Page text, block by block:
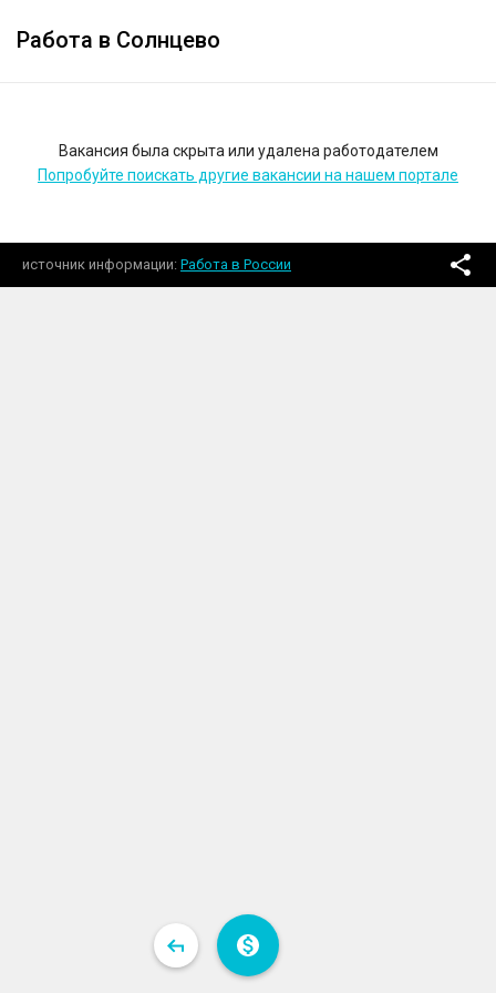
Работа в Солнцево
Вакансия была скрыта или удалена работодателем
Попробуйте поискать другие вакансии на нашем портале
источник информации Работа в России